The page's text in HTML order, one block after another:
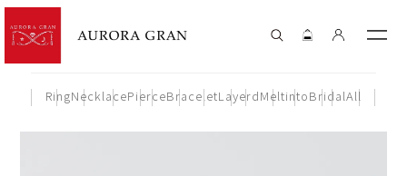
RingNecklacePierceBraceletLayerdMeltintoBridalAll